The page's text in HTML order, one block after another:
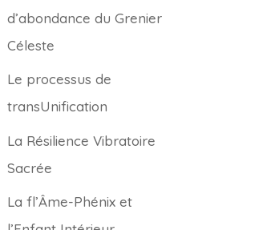
d’abondance du Grenier
Céleste
Le processus de
transUnification
La Résilience Vibratoire
Sacrée
La fl’Âme-Phénix et